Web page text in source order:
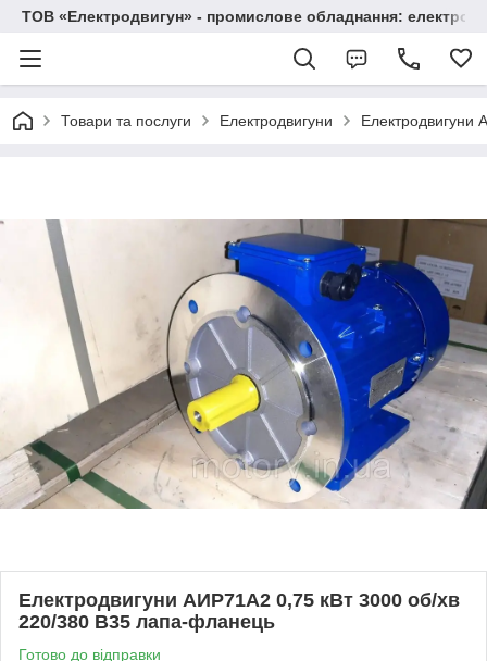
ТОВ «Електродвигун» - промислове обладнання:
Товари та послуги Електродвигуни Електродвигуни
Електродвигуни АИР71А2 0,75 кВт 3000 об/хв
220/380 В35 лапа-фланець
Готово до відправки